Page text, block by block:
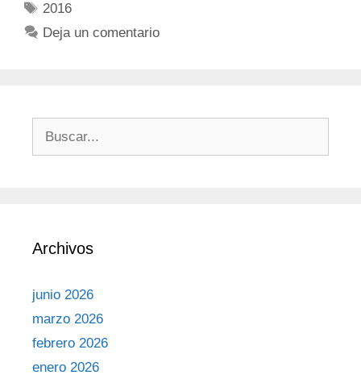
2016
Deja un comentario
Archivos
junio 2026
marzo 2026
febrero 2026
enero 2026